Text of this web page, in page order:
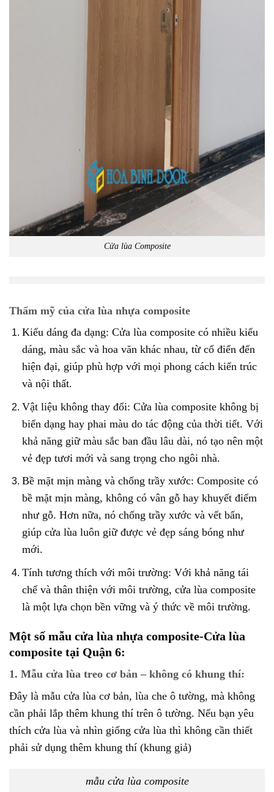
Cửa lùa Composite
Thẩm mỹ của cửa lùa nhựa composite
Kiểu dáng đa dạng: Cửa lùa composite có nhiều kiểu
dáng, màu sắc và hoa văn khác nhau, từ cổ điển đến
hiện đại, giúp phù hợp với mọi phong cách kiến trúc
và nội thất.
Vật liệu không thay đổi: Cửa lùa composite không bị
biến dạng hay phai màu do tác động của thời tiết. Với
khả năng giữ màu sắc ban đầu lâu dài, nó tạo nên một
vẻ đẹp tươi mới và sang trọng cho ngôi nhà.
Bề mặt mịn màng và chống trầy xước: Composite có
bề mặt mịn màng, không có vân gỗ hay khuyết điểm
như gỗ. Hơn nữa, nó chống trầy xước và vết bẩn,
giúp cửa lùa luôn giữ được vẻ đẹp sáng bóng như
mới.
Tính tương thích với môi trường: Với khả năng tái
chế và thân thiện với môi trường, cửa lùa composite
là một lựa chọn bền vững và ý thức về môi trường.
Một số mẫu cửa lùa nhựa composite-Cửa lùa
composite tại Quận 6:
1. Mẫu cửa lùa treo cơ bản – không có khung thí:
Đây là mẫu cửa lùa cơ bản, lùa che ô tường, mà không
cần phải lắp thêm khung thí trên ô tường. Nếu bạn yêu
thích cửa lùa và nhìn giống cửa lùa thì không cần thiết
phải sử dụng thêm khung thí (khung giả)
mẫu cửa lùa composite